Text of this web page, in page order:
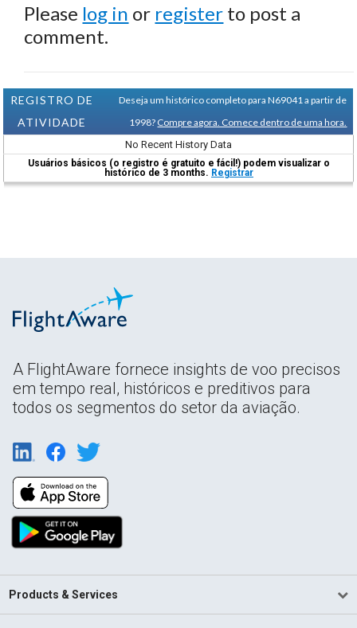
Please log in or register to post a
comment.
REGISTRO DE
ATIVIDADE
Deseja um histórico completo para N69041 a partir de
1998? Compre agora. Comece dentro de uma hora.
No Recent History Data
Usuários básicos (o registro é gratuito e fácil!) podem visualizar o
histórico de 3 months. Registrar
A FlightAware fornece insights de voo precisos
em tempo real, históricos e preditivos para
todos os segmentos do setor da aviação.
Products & Services